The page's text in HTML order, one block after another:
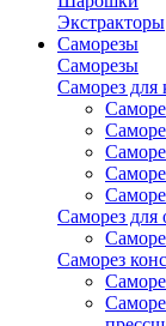
Экстракторы
Саморезы
Саморезы
Саморез для
Саморез
Саморез